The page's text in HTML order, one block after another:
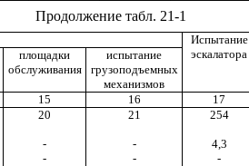
Продолжение табл. 21-1
Испытание
площадки
обслуживания
испытание
грузоподъемных
механизмов
эскалатора
15 16 17
20 21 254
- - 4,3
- - -